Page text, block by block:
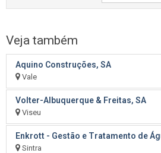
Veja também
Aquino Construções, SA
Vale
Volter-Albuquerque & Freitas, SA
Viseu
Enkrott - Gestão e Tratamento de
Sintra